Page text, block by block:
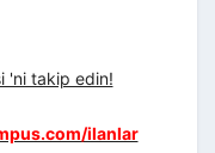
'ni takip edin!
ilanlar